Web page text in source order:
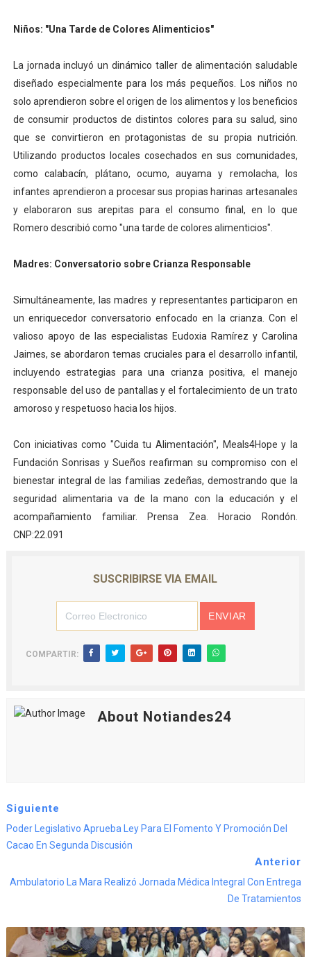
Niños: "Una Tarde de Colores Alimenticios"
La jornada incluyó un dinámico taller de alimentación saludable
diseñado especialmente para los más pequeños. Los niños no
solo aprendieron sobre el origen de los alimentos y los beneficios
de consumir productos de distintos colores para su salud, sino
que se convirtieron en protagonistas de su propia nutrición.
Utilizando productos locales cosechados en sus comunidades,
como calabacín, plátano, ocumo, auyama y remolacha, los
infantes aprendieron a procesar sus propias harinas artesanales
y elaboraron sus arepitas para el consumo final, en lo que
Romero describió como "una tarde de colores alimenticios".
Madres: Conversatorio sobre Crianza Responsable
Simultáneamente, las madres y representantes participaron en
un enriquecedor conversatorio enfocado en la crianza. Con el
valioso apoyo de las especialistas Eudoxia Ramírez y Carolina
Jaimes, se abordaron temas cruciales para el desarrollo infantil,
incluyendo estrategias para una crianza positiva, el manejo
responsable del uso de pantallas y el fortalecimiento de un trato
amoroso y respetuoso hacia los hijos.
Con iniciativas como "Cuida tu Alimentación", Meals4Hope y la
Fundación Sonrisas y Sueños reafirman su compromiso con el
bienestar integral de las familias zedeñas, demostrando que la
seguridad alimentaria va de la mano con la educación y el
acompañamiento familiar. Prensa Zea. Horacio Rondón.
CNP:22.091
SUSCRIBIRSE VIA EMAIL
COMPARTIR:
About Notiandes24
Siguiente
Poder Legislativo Aprueba Ley Para El Fomento Y Promoción Del
Cacao En Segunda Discusión
Anterior
Ambulatorio La Mara Realizó Jornada Médica Integral Con Entrega
De Tratamientos